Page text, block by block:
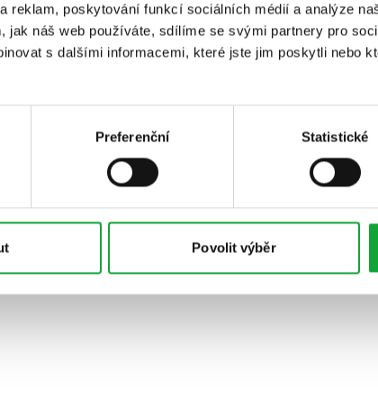
reklam, poskytování funkcí sociálních médií a analýze
jak náš web používáte, sdílíme se svými partnery pro
s dalšími informacemi, které jste jim poskytli nebo
Preferenční Statistické
Povolit výběr